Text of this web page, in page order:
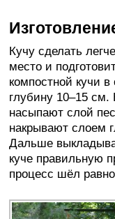
Кучу сделать
место и
компостной кучи
глубину 10–15 см.
насыпают слой
накрывают слоем
Дальше
куче правильную
процесс шёл